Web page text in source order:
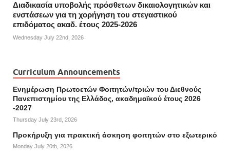
Διαδικασία υποβολής πρόσθετων δικαιολογητικών και
ενστάσεων για τη χορήγηση του στεγαστικού
επιδόματος ακαδ. έτους 2025-2026
Wednesday July 22nd, 2026
Curriculum Announcements
Ενημέρωση Πρωτοετών Φοιτητών/τριών του Διεθνούς
Πανεπιστημίου της Ελλάδος, ακαδημαϊκού έτους 2026
-2027
Thursday July 23rd, 2026
Προκήρυξη για πρακτική άσκηση φοιτητών στο εξωτερικό
Monday July 20th, 2026